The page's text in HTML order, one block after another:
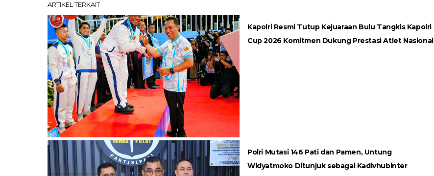
ARTIKEL TERKAIT
Kapolri Resmi Tutup Kejuaraan Bulu Tangkis Kapolri
Cup 2026 Komitmen Dukung Prestasi Atlet Nasional
Polri Mutasi 146 Pati dan Pamen, Untung
Widyatmoko Ditunjuk sebagai Kadivhubinter